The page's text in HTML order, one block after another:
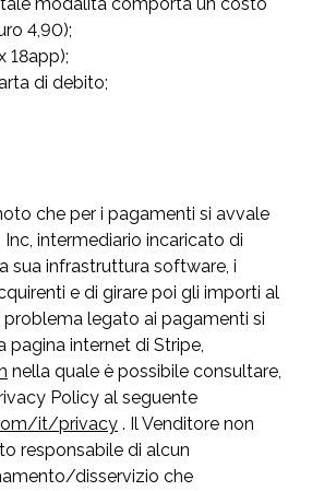
4,90);
18app);
di debito;
che per i pagamenti si avvale
Inc, intermediario incaricato di
sua infrastruttura software, i
e di girare poi gli importi al
problema legato ai pagamenti si
pagina internet di Stripe,
nella quale è possibile consultare,
Policy al seguente
it/privacy . Il Venditore non
responsabile di alcun
disservizio che